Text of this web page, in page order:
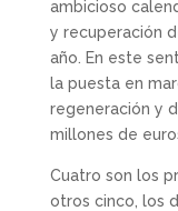
ambicioso
y recuperación
año. En este
la puesta en
regeneración y
millones de
Cuatro son los
otros cinco, los